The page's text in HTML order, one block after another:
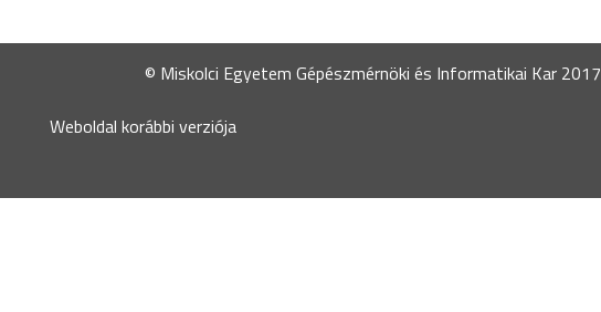
© Miskolci Egyetem Gépészmérnöki és Informatikai Kar 2017
Weboldal korábbi verziója